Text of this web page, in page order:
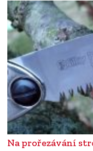
Na prořezávání